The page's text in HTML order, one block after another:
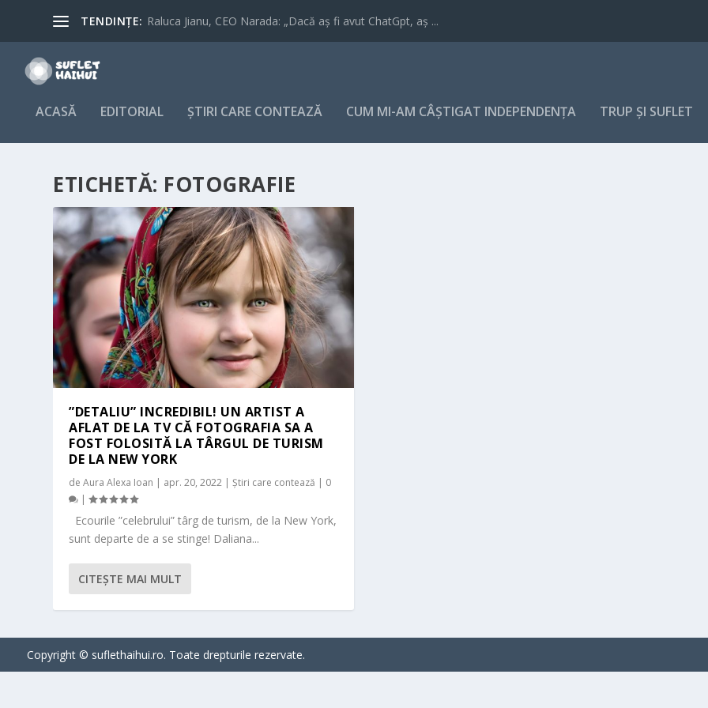
TENDINȚE: Raluca Jianu, CEO Narada: „Dacă aș fi avut ChatGpt, aș ...
ACASĂ EDITORIAL ȘTIRI CARE CONTEAZĂ CUM MI-AM CÂȘTIGAT INDEPENDENȚA TRUP ȘI SUFLET
ETICHETĂ: FOTOGRAFIE
”DETALIU” INCREDIBIL! UN ARTIST A
AFLAT DE LA TV CĂ FOTOGRAFIA SA A
FOST FOLOSITĂ LA TÂRGUL DE TURISM
DE LA NEW YORK
deAura Alexa Ioan | apr. 20, 2022 |Știri care contează | 0
|
Ecourile ”celebrului” târg de turism, de la New York,
sunt departe de a se stinge! Daliana...
CITEŞTE MAI MULT
Copyright © suflethaihui.ro. Toate drepturile rezervate.